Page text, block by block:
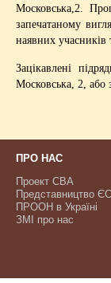
Московська,2.
запечатаному
наявних учасників
Зацікавлені
Московська, 2, або
ПРО НАС
Проект CBA
Представництво ЄС
ПРООН в Україні
ЗМІ про нас